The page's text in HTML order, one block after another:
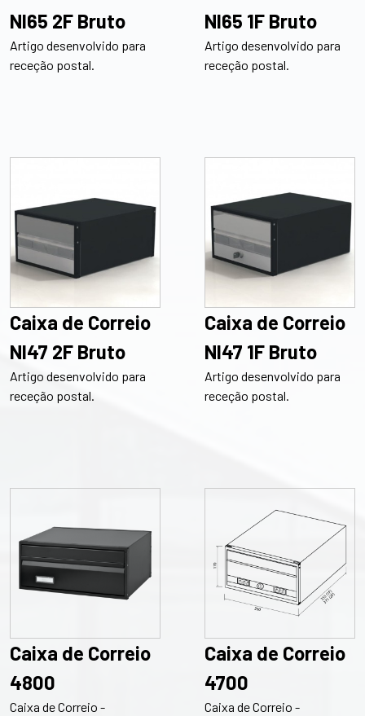
NI65 2F Bruto
Artigo desenvolvido para
receção postal.
NI65 1F Bruto
Artigo desenvolvido para
receção postal.
Caixa de Correio
NI47 2F Bruto
Artigo desenvolvido para
receção postal.
Caixa de Correio
NI47 1F Bruto
Artigo desenvolvido para
receção postal.
Caixa de Correio
4800
Caixa de Correio -
Caixa de Correio
4700
Caixa de Correio -